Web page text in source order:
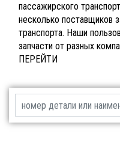
пассажирского
несколько поставщиков
транспорта. Наши
запчасти от разных
ПЕРЕЙТИ